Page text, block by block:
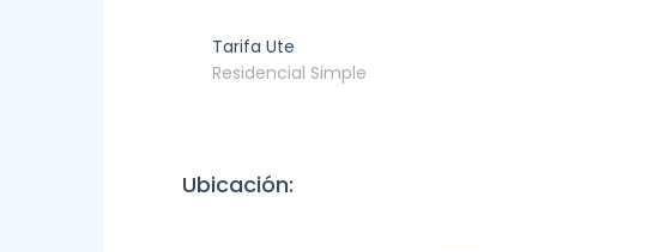
Tarifa Ute
Residencial Simple
Ubicación: